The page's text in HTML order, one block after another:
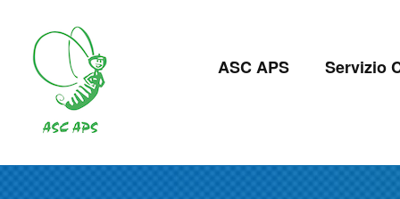
contenuto
principale
ASC APS Servizio